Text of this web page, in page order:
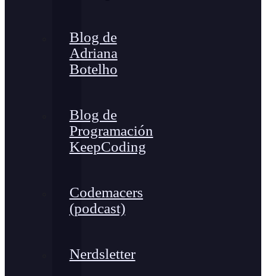
Blog de
Adriana
Botelho
Blog de
Programación
KeepCoding
Codemacers
(podcast)
Nerdsletter